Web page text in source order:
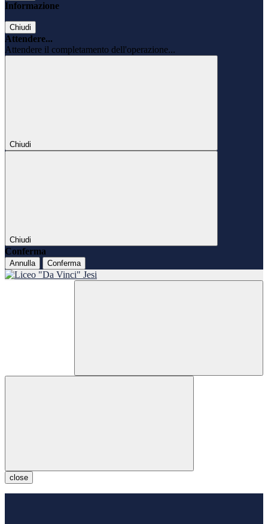
Informazione
Chiudi
Attendere...
Attendere il completamento dell'operazione...
Chiudi
Chiudi
Conferma
Annulla Conferma
close